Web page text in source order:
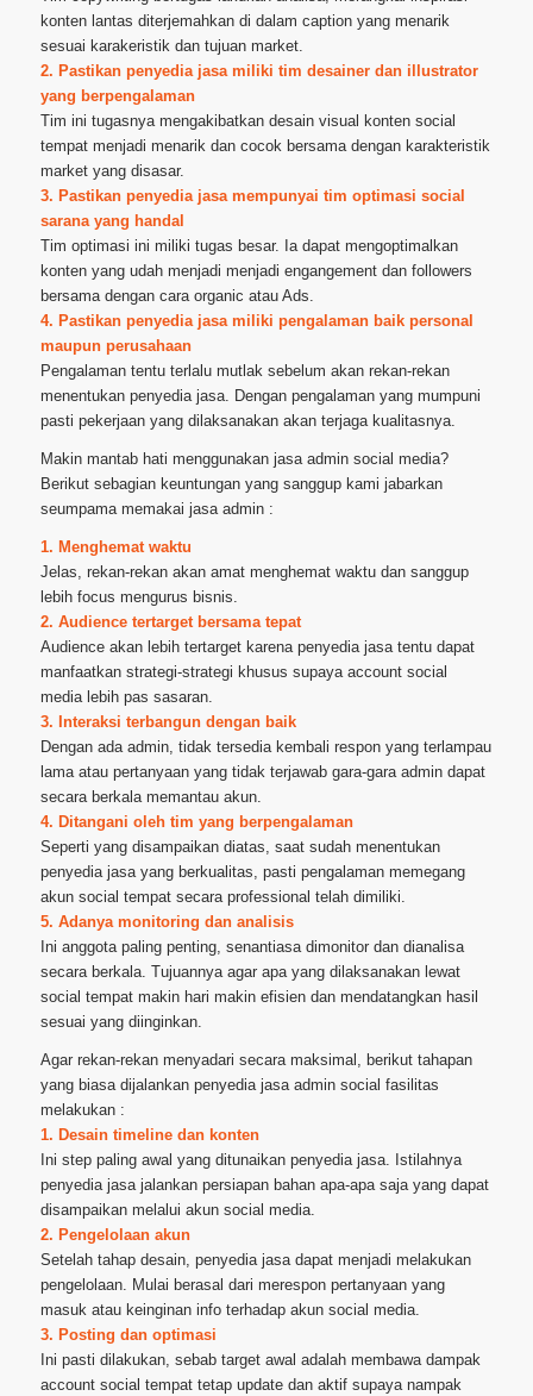
konten lantas diterjemahkan di dalam caption yang menarik
sesuai karakeristik dan tujuan market.
2. Pastikan penyedia jasa miliki tim desainer dan illustrator
yang berpengalaman
Tim ini tugasnya mengakibatkan desain visual konten social
tempat menjadi menarik dan cocok bersama dengan karakteristik
market yang disasar.
3. Pastikan penyedia jasa mempunyai tim optimasi social
sarana yang handal
Tim optimasi ini miliki tugas besar. Ia dapat mengoptimalkan
konten yang udah menjadi menjadi engangement dan followers
bersama dengan cara organic atau Ads.
4. Pastikan penyedia jasa miliki pengalaman baik personal
maupun perusahaan
Pengalaman tentu terlalu mutlak sebelum akan rekan-rekan
menentukan penyedia jasa. Dengan pengalaman yang mumpuni
pasti pekerjaan yang dilaksanakan akan terjaga kualitasnya.
Makin mantab hati menggunakan jasa admin social media?
Berikut sebagian keuntungan yang sanggup kami jabarkan
seumpama memakai jasa admin :
1. Menghemat waktu
Jelas, rekan-rekan akan amat menghemat waktu dan sanggup
lebih focus mengurus bisnis.
2. Audience tertarget bersama tepat
Audience akan lebih tertarget karena penyedia jasa tentu dapat
manfaatkan strategi-strategi khusus supaya account social
media lebih pas sasaran.
3. Interaksi terbangun dengan baik
Dengan ada admin, tidak tersedia kembali respon yang terlampau
lama atau pertanyaan yang tidak terjawab gara-gara admin dapat
secara berkala memantau akun.
4. Ditangani oleh tim yang berpengalaman
Seperti yang disampaikan diatas, saat sudah menentukan
penyedia jasa yang berkualitas, pasti pengalaman memegang
akun social tempat secara professional telah dimiliki.
5. Adanya monitoring dan analisis
Ini anggota paling penting, senantiasa dimonitor dan dianalisa
secara berkala. Tujuannya agar apa yang dilaksanakan lewat
social tempat makin hari makin efisien dan mendatangkan hasil
sesuai yang diinginkan.
Agar rekan-rekan menyadari secara maksimal, berikut tahapan
yang biasa dijalankan penyedia jasa admin social fasilitas
melakukan :
1. Desain timeline dan konten
Ini step paling awal yang ditunaikan penyedia jasa. Istilahnya
penyedia jasa jalankan persiapan bahan apa-apa saja yang dapat
disampaikan melalui akun social media.
2. Pengelolaan akun
Setelah tahap desain, penyedia jasa dapat menjadi melakukan
pengelolaan. Mulai berasal dari merespon pertanyaan yang
masuk atau keinginan info terhadap akun social media.
3. Posting dan optimasi
Ini pasti dilakukan, sebab target awal adalah membawa dampak
account social tempat tetap update dan aktif supaya nampak